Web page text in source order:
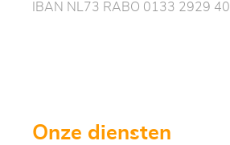
IBAN NL73 RABO 0133 2929 40
Onze diensten